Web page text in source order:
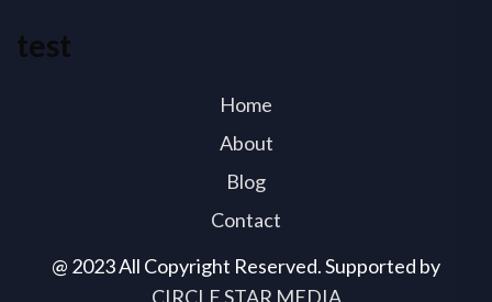
@ 2023 All Copyright Reserved. Supported by
CIRCLE STAR MEDIA
test
Home
About
Blog
Contact